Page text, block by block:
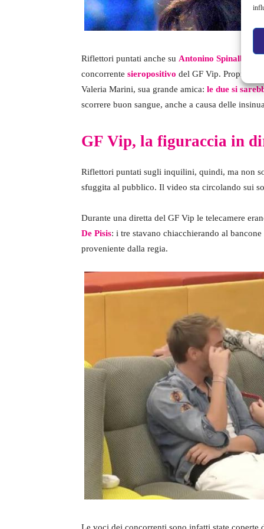
Riflettori puntati anche su Antonino Spinalbese
concorrente sieropositivo del GF Vip. Proprio lui
Valeria Marini, sua grande amica: le due si
scorrere buon sangue, anche a causa delle
GF Vip, la figuraccia in
Riflettori puntati sugli inquilini, quindi, ma non
sfuggita al pubblico. Il video sta circolando sui
Durante una diretta del GF Vip le telecamere
De Pisis: i tre stavano chiacchierando al
proveniente dalla regia.